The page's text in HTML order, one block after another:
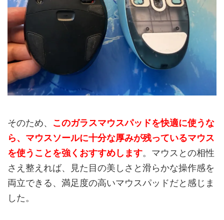
そのため、 このガラスマウスパッドを快適に使うな
ら、マウスソールに十分な厚みが残っているマウス
を使うことを強くおすすめします。マウスとの相性
さえ整えれば、見た目の美しさと滑らかな操作感を
両立できる、満足度の高いマウスパッドだと感じま
した。